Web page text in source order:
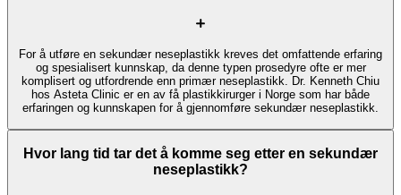
For å utføre en sekundær neseplastikk kreves det omfattende erfaring
og spesialisert kunnskap, da denne typen prosedyre ofte er mer
komplisert og utfordrende enn primær neseplastikk. Dr. Kenneth Chiu
hos Asteta Clinic er en av få plastikkirurger i Norge som har både
erfaringen og kunnskapen for å gjennomføre sekundær neseplastikk.
Hvor lang tid tar det å komme seg etter en sekundær
neseplastikk?